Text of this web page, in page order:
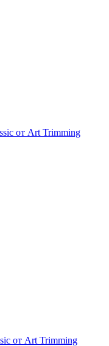
от Art Trimming
от Art Trimming